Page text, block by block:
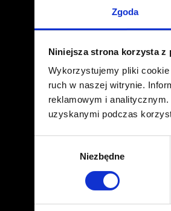
Zgoda
Niniejsza strona korzysta z
Wykorzystujemy pliki
ruch w naszej witrynie.
reklamowym i
uzyskanymi podczas
Niezbędne